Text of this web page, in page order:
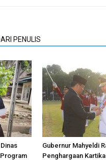
PENULIS
Program
Gubernur Mahyeldi
Penghargaan